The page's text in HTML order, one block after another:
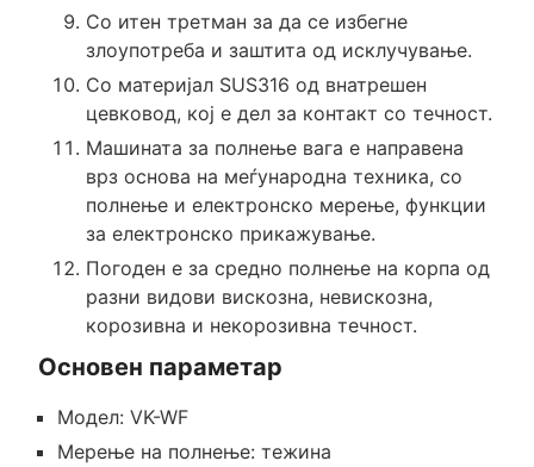
Со итен третман за да се избегне
злоупотреба и заштита од исклучување.
Со материјал SUS316 од внатрешен
цевковод, кој е дел за контакт со течност.
Машината за полнење вага е направена
врз основа на меѓународна техника, со
полнење и електронско мерење, функции
за електронско прикажување.
Погоден е за средно полнење на корпа од
разни видови вискозна, невискозна,
корозивна и некорозивна течност.
Основен параметар
Модел: VK-WF
Мерење на полнење: тежина